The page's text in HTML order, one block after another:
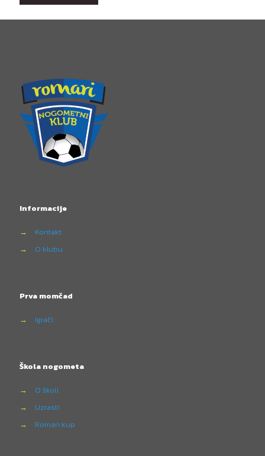
Informacije
→
Kontakt
→
O klubu
Prva momčad
→ Igrači
Škola nogometa
→
O školi
→
Uzrasti
→
Romari kup